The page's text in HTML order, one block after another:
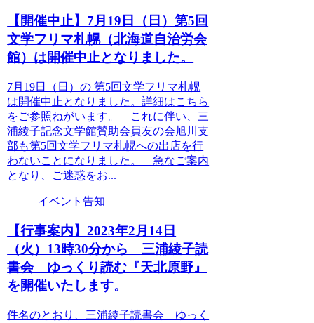
【開催中止】7月19日（日）第5回
文学フリマ札幌（北海道自治労会
館）は開催中止となりました。
7月19日（日）の 第5回文学フリマ札幌
は開催中止となりました。詳細はこちら
をご参照ねがいます。 これに伴い、三
浦綾子記念文学館賛助会員友の会旭川支
部も第5回文学フリマ札幌への出店を行
わないことになりました。 急なご案内
となり、ご迷惑をお...
イベント告知
【行事案内】2023年2月14日
（火）13時30分から 三浦綾子読
書会 ゆっくり読む『天北原野』
を開催いたします。
件名のとおり、三浦綾子読書会 ゆっく